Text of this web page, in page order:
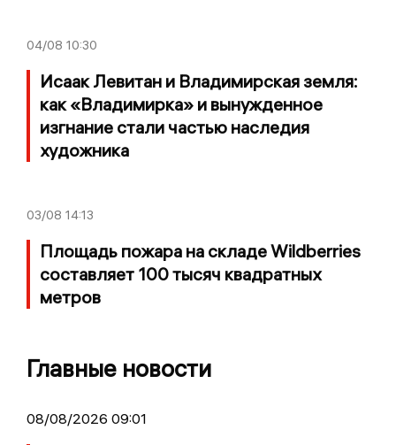
04/08 10:30
Исаак Левитан и Владимирская земля:
как «Владимирка» и вынужденное
изгнание стали частью наследия
художника
03/08 14:13
Площадь пожара на складе Wildberries
составляет 100 тысяч квадратных
метров
Главные новости
08/08/2026 09:01